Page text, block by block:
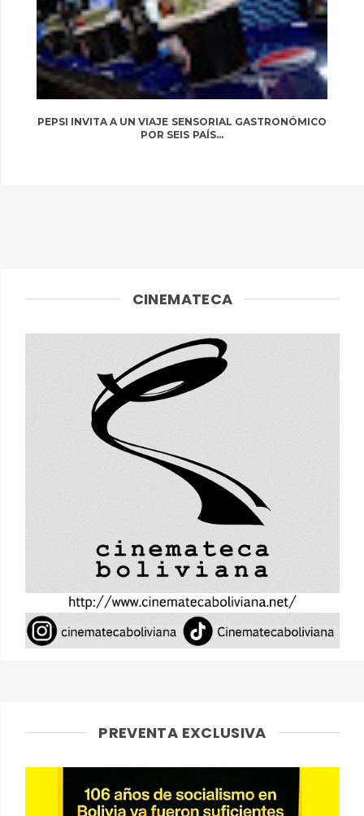
PEPSI INVITA A UN VIAJE SENSORIAL GASTRONÓMICO
POR SEIS PAÍS...
CINEMATECA
PREVENTA EXCLUSIVA